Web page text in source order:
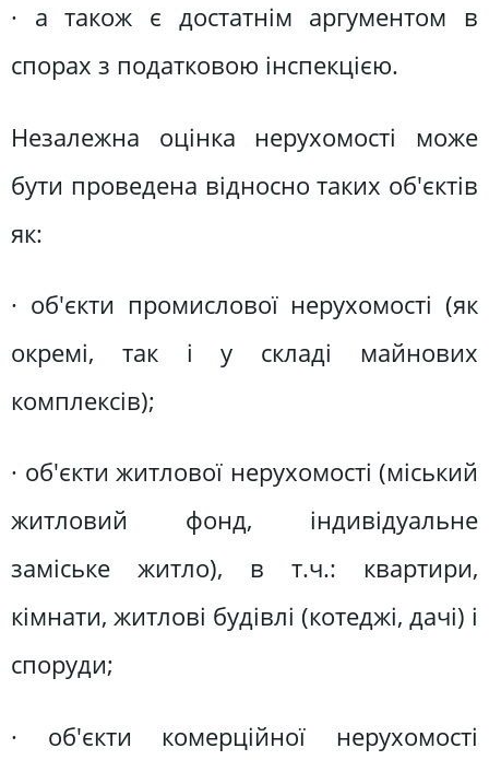
· а також є достатнім аргументом в
спорах з податковою інспекцією.
Незалежна оцінка нерухомості може
бути проведена відносно таких об'єктів
як:
· об'єкти промислової нерухомості (як
окремі, так і у складі майнових
комплексів);
· об'єкти житлової нерухомості (міський
житловий фонд, індивідуальне
заміське житло), в т.ч.: квартири,
кімнати, житлові будівлі (котеджі, дачі) і
споруди;
· об'єкти комерційної нерухомості